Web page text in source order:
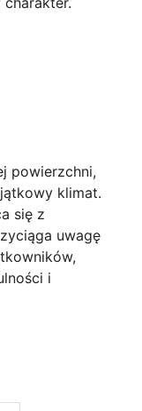
powierzchni,
klimat.
się z
uwagę
i